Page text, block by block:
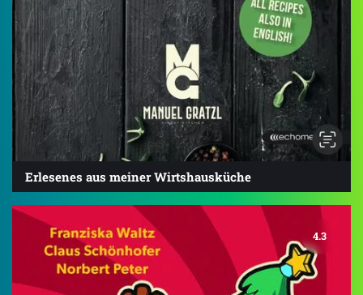
Erlesenes aus meiner Wirtshausküche
4.3